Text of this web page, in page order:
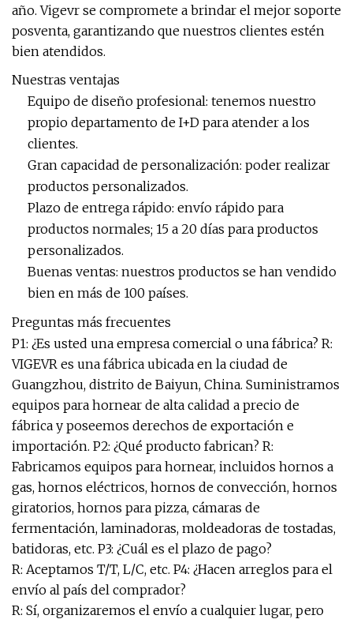
año. Vigevr se compromete a brindar el mejor soporte
posventa, garantizando que nuestros clientes estén
bien atendidos.
Nuestras ventajas
Equipo de diseño profesional: tenemos nuestro
propio departamento de I+D para atender a los
clientes.
Gran capacidad de personalización: poder realizar
productos personalizados.
Plazo de entrega rápido: envío rápido para
productos normales; 15 a 20 días para productos
personalizados.
Buenas ventas: nuestros productos se han vendido
bien en más de 100 países.
Preguntas más frecuentes
P1: ¿Es usted una empresa comercial o una fábrica? R:
VIGEVR es una fábrica ubicada en la ciudad de
Guangzhou, distrito de Baiyun, China. Suministramos
equipos para hornear de alta calidad a precio de
fábrica y poseemos derechos de exportación e
importación. P2: ¿Qué producto fabrican? R:
Fabricamos equipos para hornear, incluidos hornos a
gas, hornos eléctricos, hornos de convección, hornos
giratorios, hornos para pizza, cámaras de
fermentación, laminadoras, moldeadoras de tostadas,
batidoras, etc. P3: ¿Cuál es el plazo de pago?
R: Aceptamos T/T, L/C, etc. P4: ¿Hacen arreglos para el
envío al país del comprador?
R: Sí, organizaremos el envío a cualquier lugar, pero